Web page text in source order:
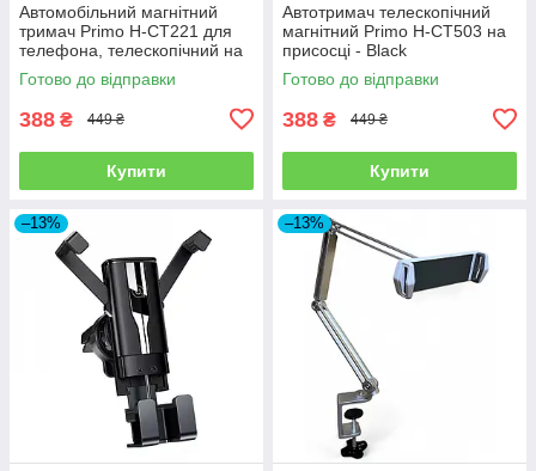
Автомобільний магнітний
тримач Primo H-CT221 для
телефона, телескопічний на
присосці – Black
Готово до відправки
388 ₴ 449 ₴
Купити
Автотримач телескопічний
магнітний Primo H-CT503 на
присосці - Black
Готово до відправки
388 ₴ 449 ₴
Купити
–13% –13%